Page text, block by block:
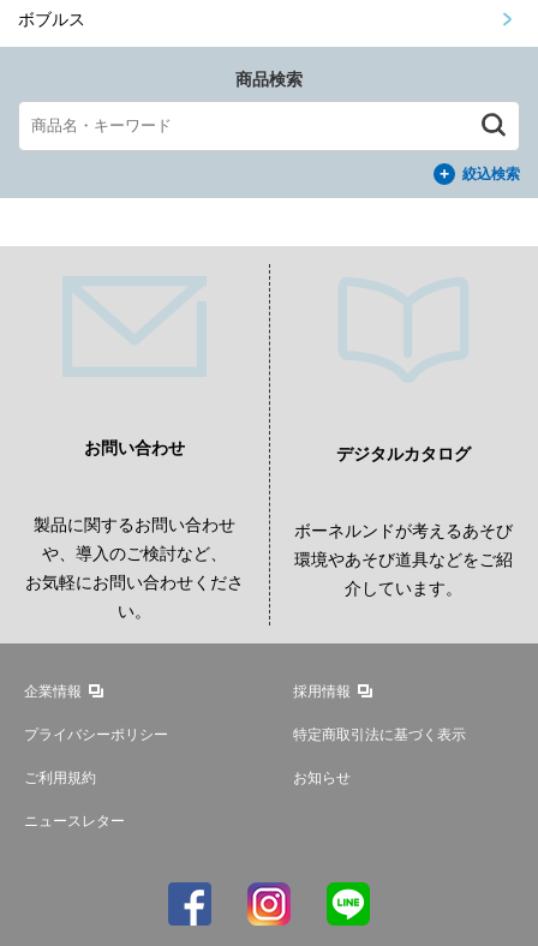
ボブルス
商品検索
絞込検索
お問い合わせ
製品に関するお問い合わせ
や、導入のご検討など、
お気軽にお問い合わせくださ
い。
デジタルカタログ
ボーネルンドが考えるあそび
環境やあそび道具などをご紹
介しています。
企業情報 採用情報
プライバシーポリシー 特定商取引法に基づく表示
ご利用規約 お知らせ
ニュースレター